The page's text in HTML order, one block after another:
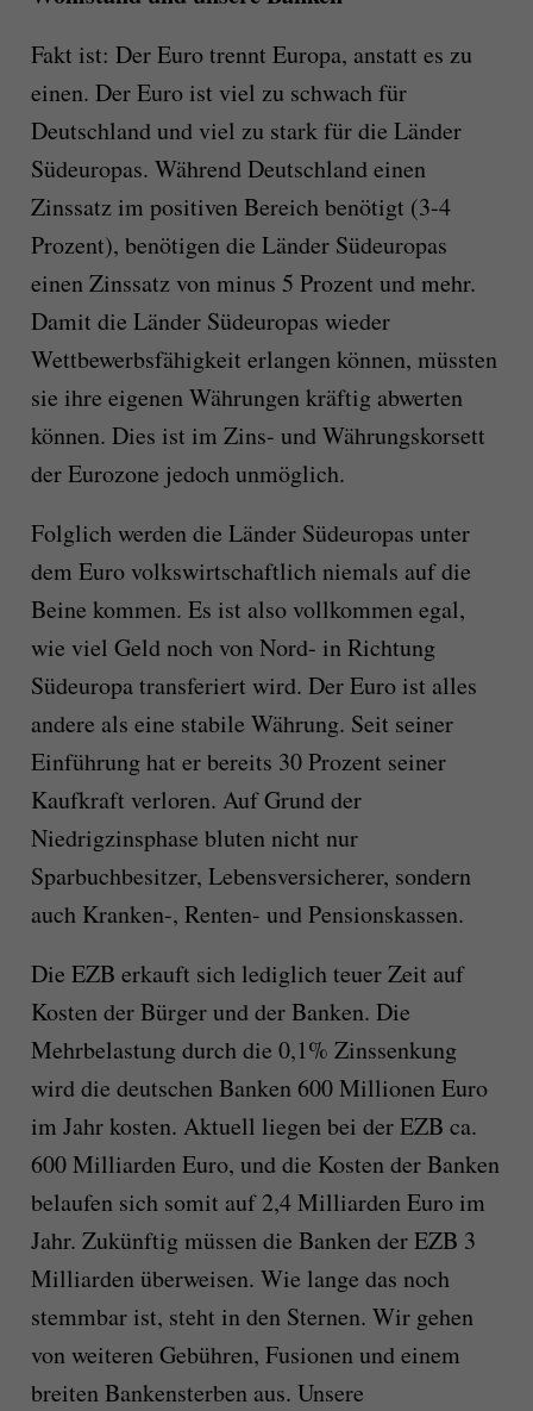
Fakt ist: Der Euro trennt Europa, anstatt es zu
einen. Der Euro ist viel zu schwach für
Deutschland und viel zu stark für die Länder
Südeuropas. Während Deutschland einen
Zinssatz im positiven Bereich benötigt (3-4
Prozent), benötigen die Länder Südeuropas
einen Zinssatz von minus 5 Prozent und mehr.
Damit die Länder Südeuropas wieder
Wettbewerbsfähigkeit erlangen können, müssten
sie ihre eigenen Währungen kräftig abwerten
können. Dies ist im Zins- und Währungskorsett
der Eurozone jedoch unmöglich.
Folglich werden die Länder Südeuropas unter
dem Euro volkswirtschaftlich niemals auf die
Beine kommen. Es ist also vollkommen egal,
wie viel Geld noch von Nord- in Richtung
Südeuropa transferiert wird. Der Euro ist alles
andere als eine stabile Währung. Seit seiner
Einführung hat er bereits 30 Prozent seiner
Kaufkraft verloren. Auf Grund der
Niedrigzinsphase bluten nicht nur
Sparbuchbesitzer, Lebensversicherer, sondern
auch Kranken-, Renten- und Pensionskassen.
Die EZB erkauft sich lediglich teuer Zeit auf
Kosten der Bürger und der Banken. Die
Mehrbelastung durch die 0,1% Zinssenkung
wird die deutschen Banken 600 Millionen Euro
im Jahr kosten. Aktuell liegen bei der EZB ca.
600 Milliarden Euro, und die Kosten der Banken
belaufen sich somit auf 2,4 Milliarden Euro im
Jahr. Zukünftig müssen die Banken der EZB 3
Milliarden überweisen. Wie lange das noch
stemmbar ist, steht in den Sternen. Wir gehen
von weiteren Gebühren, Fusionen und einem
breiten Bankensterben aus. Unsere